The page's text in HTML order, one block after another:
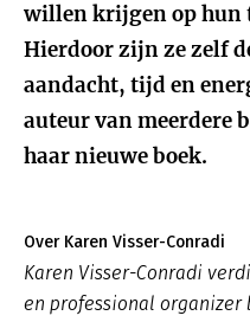
willen krijgen op hun
Hierdoor zijn ze zelf
aandacht, tijd en
auteur van meerdere
haar nieuwe boek.
Over Karen Visser-Conradi
Karen Visser-Conradi
en professional